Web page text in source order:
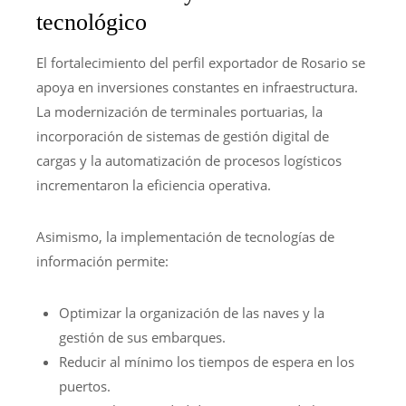
tecnológico
El fortalecimiento del perfil exportador de Rosario se
apoya en inversiones constantes en infraestructura.
La modernización de terminales portuarias, la
incorporación de sistemas de gestión digital de
cargas y la automatización de procesos logísticos
incrementaron la eficiencia operativa.
Asimismo, la implementación de tecnologías de
información permite:
Optimizar la organización de las naves y la
gestión de sus embarques.
Reducir al mínimo los tiempos de espera en los
puertos.